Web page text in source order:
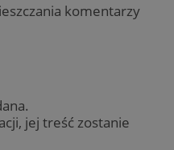
komentarzy
jej treść zostanie